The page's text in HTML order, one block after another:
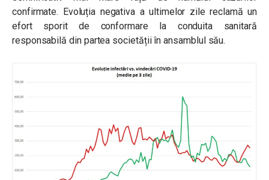
confirmate. Evoluția negativa a ultimelor zile reclamă un
efort sporit de conformare la conduita sanitară
responsabilă din partea societății în ansamblul său.